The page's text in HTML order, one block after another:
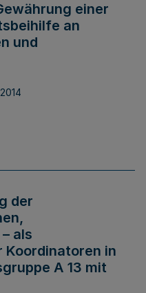
einer
an
und
der
als
Koordinatoren in
A 13 mit